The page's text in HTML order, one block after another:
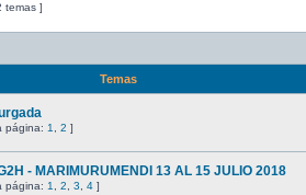
temas ]
Temas
página: 1 2 ]
- MARIMURUMENDI 13 AL 15 JULIO 2018
página: 1 2 3 4 ]